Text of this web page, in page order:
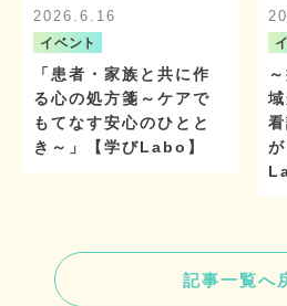
2026.6.16
イベント
「患者・家族と共に作
る心の処方箋～ケアで
もてなす安心のひとと
き～」【学びLabo】
記事一覧へ